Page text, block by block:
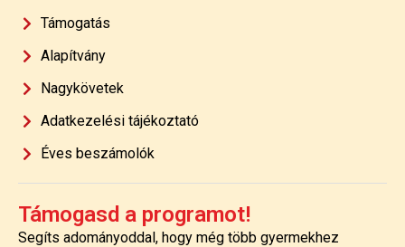
Támogatás
Alapítvány
Nagykövetek
Adatkezelési tájékoztató
Éves beszámolók
Támogasd a programot!
Segíts adományoddal, hogy még több gyermekhez